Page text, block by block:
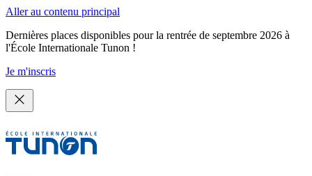
Aller au contenu principal
Dernières places disponibles pour la rentrée de septembre 2026 à
l'École Internationale Tunon !
Je m'inscris